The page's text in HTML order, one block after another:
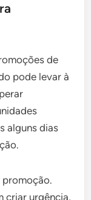
de
pode levar à
alguns dias
promoção.
criar urgência,